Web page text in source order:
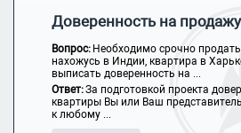
Доверенность на
Вопрос: Необходимо срочно
нахожусь в Индии, квартира в
выписать доверенность на ...
Ответ:За подготовкой проекта
квартиры Вы или Ваш
к любому ...